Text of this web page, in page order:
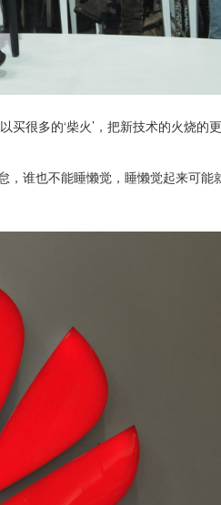
很多的‘柴火’，把新技术的火烧的
谁也不能睡懒觉，睡懒觉起来可能